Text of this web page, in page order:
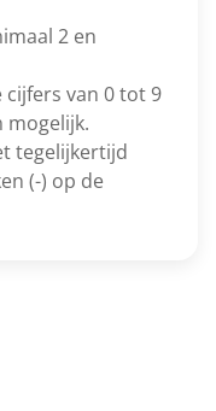
2 en
cijfers van 0 tot 9
mogelijk.
tegelijkertijd
(-) op de